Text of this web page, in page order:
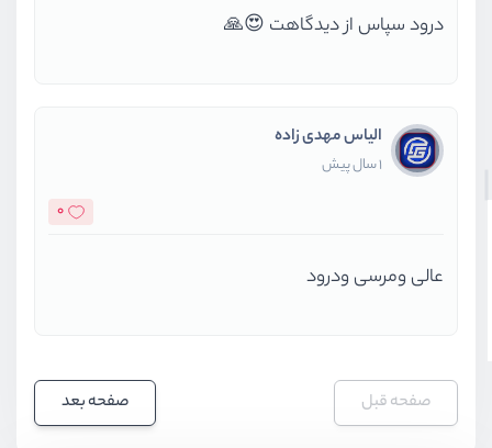
درود سپاس از دیدگاهت 😍🙏
الیاس مهدی زاده
1 سال پیش
0
عالی ومرسی ودرود
صفحه بعد صفحه قبل